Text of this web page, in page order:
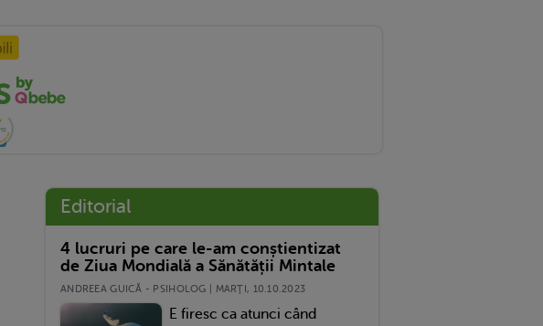
Editorial
4 lucruri pe care le-am conștientizat
de Ziua Mondială a Sănătății Mintale
ANDREEA GUICĂ - PSIHOLOG | MARŢI, 10.10.2023
E firesc ca atunci când